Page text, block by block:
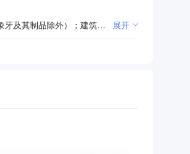
一般项目：教学用模型及教具制造；教学用模型及教具销售；专业设计服务；园林绿化工程施工；工艺美术品及收藏品批发（象牙及其制品除外）；建筑材料销售；建筑装饰材料销售；机械设备销售；信息咨询服务（不含许可类信息咨询服务）；会议及展览服务（除许可业务外，可自主依法经营法律法规非禁止或限制的项目）许可项目：建设工程设计（依法须经批准的项目，经相关部门批准后方可开展经营活动，具体经营项目以相关部门批准文件或许可证件为准） 展开